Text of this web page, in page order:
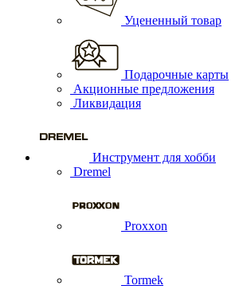
Уцененный товар
Подарочные карты
Акционные предложения
Ликвидация
Инструмент для хобби
Dremel
Proxxon
Tormek